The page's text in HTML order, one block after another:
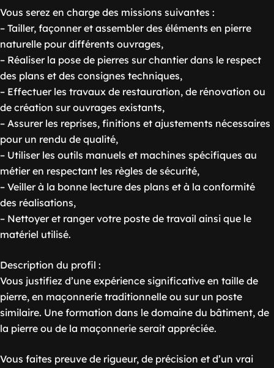
Vous serez en charge des missions suivantes :
– Tailler, façonner et assembler des éléments en pierre
naturelle pour différents ouvrages,
– Réaliser la pose de pierres sur chantier dans le respect
des plans et des consignes techniques,
– Effectuer les travaux de restauration, de rénovation ou
de création sur ouvrages existants,
– Assurer les reprises, finitions et ajustements nécessaires
pour un rendu de qualité,
– Utiliser les outils manuels et machines spécifiques au
métier en respectant les règles de sécurité,
– Veiller à la bonne lecture des plans et à la conformité
des réalisations,
– Nettoyer et ranger votre poste de travail ainsi que le
matériel utilisé.
Description du profil :
Vous justifiez d’une expérience significative en taille de
pierre, en maçonnerie traditionnelle ou sur un poste
similaire. Une formation dans le domaine du bâtiment, de
la pierre ou de la maçonnerie serait appréciée.
Vous faites preuve de rigueur, de précision et d’un vrai